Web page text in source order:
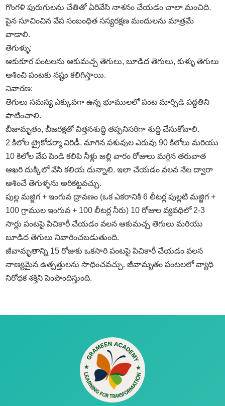
గొంగళి పురుగులను చేతితో ఏరివేసి నాశనం చేయడం చాలా మంచిది.
పైన సూచించిన వేప సంబంధిత సస్యరక్షణ మందులను మాత్రమే
వాడాలి.
తెగుళ్ళు:
ఆకుకూర పంటలను ఆకుమచ్చ తెగులు, బూడిద తెగులు, కుళ్ళు తెగులు
ఆశించి పంటకు నష్టం కలిగిస్తాయి.
నివారణ:
తెగులు సమస్య ఎక్కువగా ఉన్న భూములలో పంట మార్పిడి పద్ధతిని
పాటించాలి.
బీజామృతం, బీజరక్షతో విత్తనశుద్ధి తప్పనిసరిగా శుద్ధి చేసుకోవాలి.
2 కిలోల ట్రైకోడర్మా విరిడీ, మాగిన పశువుల ఎరువు 90 కిలోలు మరియు
10 కిలోల వేప పిండి కలిపి నీళ్లు జల్లి వారం రోజులు మగ్గిన తరువాత
ఆఖరి దుక్కిలో వేసి కలియ దున్నాలి. ఇలా చేయడం వలన నేల ద్వారా
ఆశించే తెగుళ్ళను అరికట్టవచ్చు.
పుల్ల మజ్జిగ + ఇంగువ ద్రావణం (ఒక ఎకరానికి 6 లీటర్ల పుల్లటి మజ్జిగ +
100 గ్రాముల ఇంగువ + 100 లీటర్ల నీరు) 10 రోజుల వ్యవధిలో 2-3
సార్లు పంటపై పిచికారీ చేయడం వలన ఆకుమచ్చ తెగులు మరియు
బూడిద తెగులు నివారించబడుతుంది.
జీవామృతాన్ని 15 రోజుకు ఒకసారి పంటపై పిచికారీ చేయడం వలన
నాణ్యమైన ఉత్పత్తులను సాధించవచ్చు. జీవామృతం పంటలలో వ్యాధి
నిరోధక శక్తిని పెంపొందిస్తుంది.